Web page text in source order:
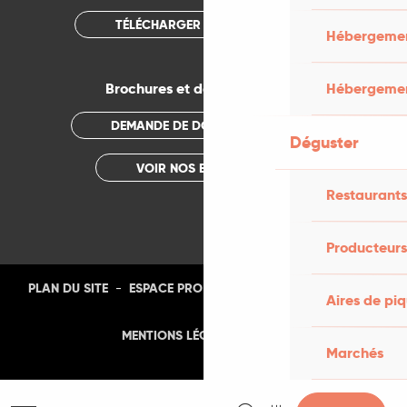
Déguster
Aires de
Marchés
TÉLÉCHARGER L'APPLICATION
Brochures et documentations
DEMANDE DE DOCUMENTATION
VOIR NOS BROCHURES
PLAN DU SITE - ESPACE PRO
MENTIONS LÉGALES